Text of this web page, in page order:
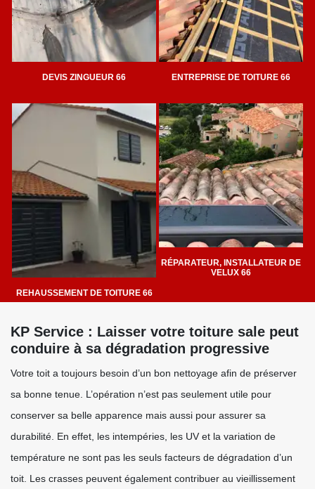
DEVIS ZINGUEUR 66 ENTREPRISE DE TOITURE 66
REHAUSSEMENT DE TOITURE 66
RÉPARATEUR, INSTALLATEUR DE
VELUX 66
KP Service : Laisser votre toiture sale peut
conduire à sa dégradation progressive
Votre toit a toujours besoin d’un bon nettoyage afin de préserver
sa bonne tenue. L’opération n’est pas seulement utile pour
conserver sa belle apparence mais aussi pour assurer sa
durabilité. En effet, les intempéries, les UV et la variation de
température ne sont pas les seuls facteurs de dégradation d’un
toit. Les crasses peuvent également contribuer au vieillissement